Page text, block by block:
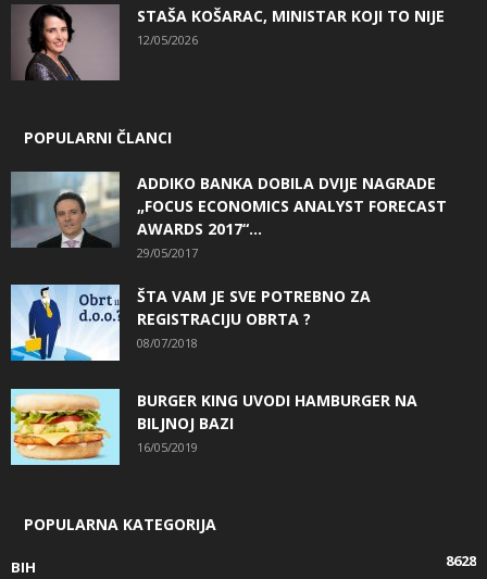
STAŠA KOŠARAC, MINISTAR KOJI TO NIJE
12/05/2026
POPULARNI ČLANCI
ADDIKO BANKA DOBILA DVIJE NAGRADE
„FOCUS ECONOMICS ANALYST FORECAST
AWARDS 2017“...
29/05/2017
ŠTA VAM JE SVE POTREBNO ZA
REGISTRACIJU OBRTA ?
08/07/2018
BURGER KING UVODI HAMBURGER NA
BILJNOJ BAZI
16/05/2019
POPULARNA KATEGORIJA
BIH
8628